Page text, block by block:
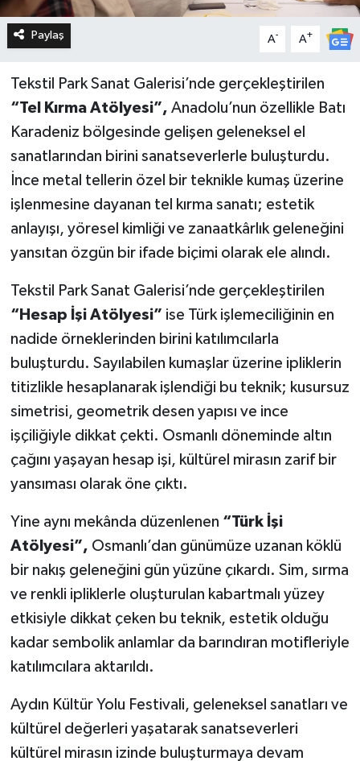
Paylaş A- A+
Tekstil Park Sanat Galerisi’nde gerçekleştirilen
“Tel Kırma Atölyesi”, Anadolu’nun özellikle Batı
Karadeniz bölgesinde gelişen geleneksel el
sanatlarından birini sanatseverlerle buluşturdu.
İnce metal tellerin özel bir teknikle kumaş üzerine
işlenmesine dayanan tel kırma sanatı; estetik
anlayışı, yöresel kimliği ve zanaatkârlık geleneğini
yansıtan özgün bir ifade biçimi olarak ele alındı.
Tekstil Park Sanat Galerisi’nde gerçekleştirilen
“Hesap İşi Atölyesi” ise Türk işlemeciliğinin en
nadide örneklerinden birini katılımcılarla
buluşturdu. Sayılabilen kumaşlar üzerine ipliklerin
titizlikle hesaplanarak işlendiği bu teknik; kusursuz
simetrisi, geometrik desen yapısı ve ince
işçiliğiyle dikkat çekti. Osmanlı döneminde altın
çağını yaşayan hesap işi, kültürel mirasın zarif bir
yansıması olarak öne çıktı.
Yine aynı mekânda düzenlenen “Türk İşi
Atölyesi”, Osmanlı’dan günümüze uzanan köklü
bir nakış geleneğini gün yüzüne çıkardı. Sim, sırma
ve renkli ipliklerle oluşturulan kabartmalı yüzey
etkisiyle dikkat çeken bu teknik, estetik olduğu
kadar sembolik anlamlar da barındıran motifleriyle
katılımcılara aktarıldı.
Aydın Kültür Yolu Festivali, geleneksel sanatları ve
kültürel değerleri yaşatarak sanatseverleri
kültürel mirasın izinde buluşturmaya devam